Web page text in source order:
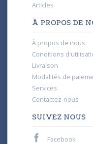
Articles
À PROPOS DE
À propos de nous
Conditions
Livraison
Modalités de
Services
Contactez-nous
SUIVEZ NOUS
Facebook